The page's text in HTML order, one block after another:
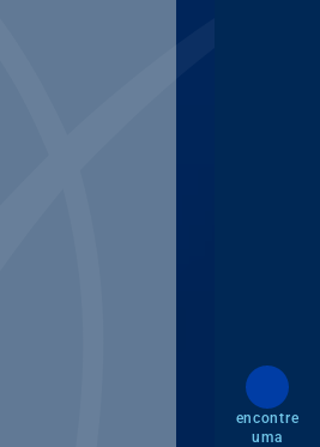
encontre
uma